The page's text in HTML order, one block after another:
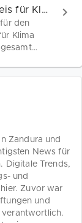
der
relevante
Deutscher Innovationspreis für Klima und Umwelt: 175.000 EUR gewinnen
den
Klima
deine
Zandura und
News für
Digitale Trends,
und
Zuvor war
und